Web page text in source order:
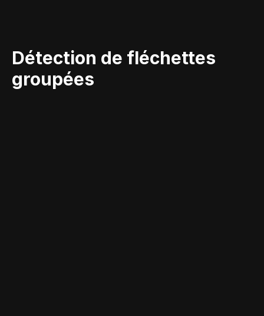
Détection de fléchettes
groupées